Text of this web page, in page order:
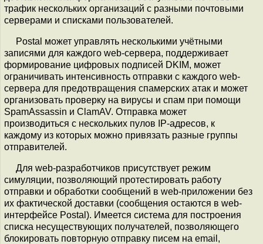
трафик нескольких организаций с разными почтовыми
серверами и списками пользователей.
Postal может управлять несколькими учётными
записями для каждого web-сервера, поддерживает
формирование цифровых подписей DKIM, может
ограничивать интенсивность отправки с каждого web-
сервера для предотвращения спамерских атак и может
организовать проверку на вирусы и спам при помощи
SpamAssassin и ClamAV. Отправка может
производиться с нескольких пулов IP-адресов, к
каждому из которых можно привязать разные группы
отправителей.
Для web-разработчиков присутствует режим
симуляции, позволяющий протестировать работу
отправки и обработки сообщений в web-приложении без
их фактической доставки (сообщения остаются в web-
интерфейсе Postal). Имеется система для построения
списка несуществующих получателей, позволяющего
блокировать повторную отправку писем на email,